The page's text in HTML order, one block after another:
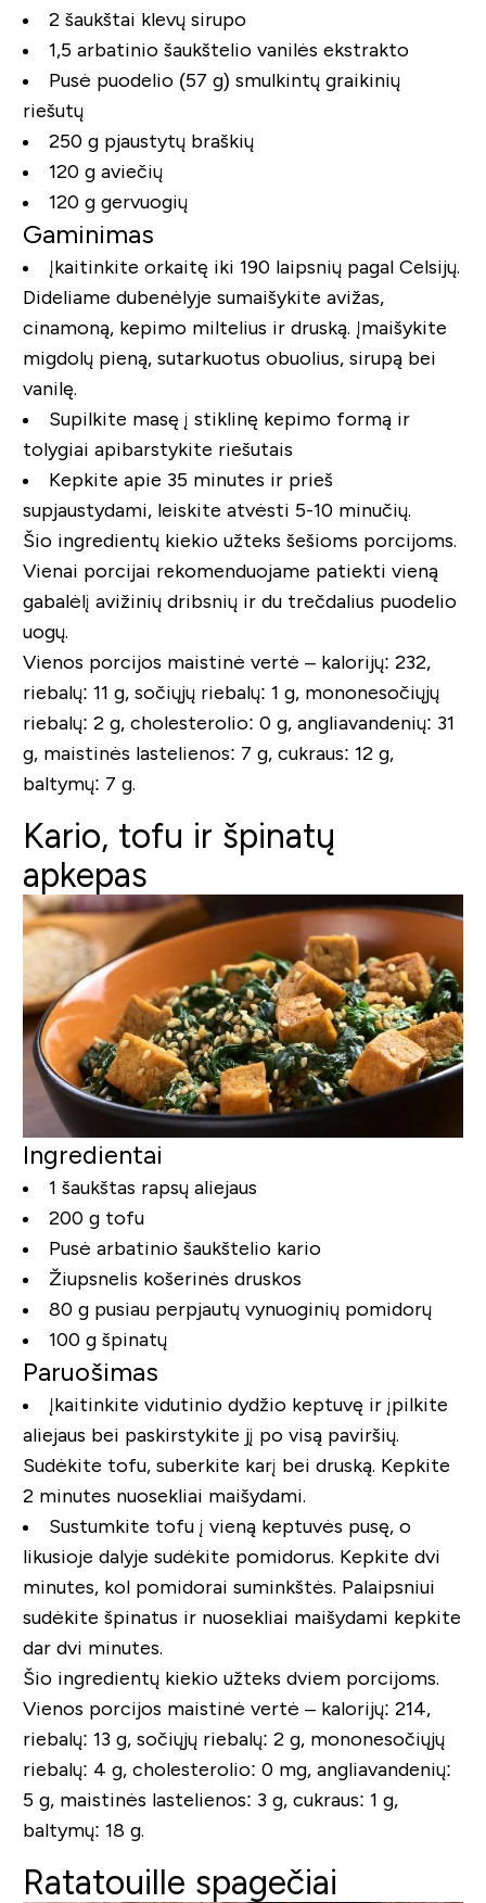
2 šaukštai klevų sirupo
1,5 arbatinio šaukštelio vanilės ekstrakto
Pusė puodelio (57 g) smulkintų graikinių
riešutų
250 g pjaustytų braškių
120 g aviečių
120 g gervuogių
Gaminimas
Įkaitinkite orkaitę iki 190 laipsnių pagal Celsijų.
Dideliame dubenėlyje sumaišykite avižas,
cinamoną, kepimo miltelius ir druską. Įmaišykite
migdolų pieną, sutarkuotus obuolius, sirupą bei
vanilę.
Supilkite masę į stiklinę kepimo formą ir
tolygiai apibarstykite riešutais
Kepkite apie 35 minutes ir prieš
supjaustydami, leiskite atvėsti 5-10 minučių.
Šio ingredientų kiekio užteks šešioms porcijoms.
Vienai porcijai rekomenduojame patiekti vieną
gabalėlį avižinių dribsnių ir du trečdalius puodelio
uogų.
Vienos porcijos maistinė vertė – kalorijų: 232,
riebalų: 11 g, sočiųjų riebalų: 1 g, mononesočiųjų
riebalų: 2 g, cholesterolio: 0 g, angliavandenių: 31
g, maistinės lastelienos: 7 g, cukraus: 12 g,
baltymų: 7 g.
Kario, tofu ir špinatų
apkepas
Ingredientai
1 šaukštas rapsų aliejaus
200 g tofu
Pusė arbatinio šaukštelio kario
Žiupsnelis košerinės druskos
80 g pusiau perpjautų vynuoginių pomidorų
100 g špinatų
Paruošimas
Įkaitinkite vidutinio dydžio keptuvę ir įpilkite
aliejaus bei paskirstykite jį po visą paviršių.
Sudėkite tofu, suberkite karį bei druską. Kepkite
2 minutes nuosekliai maišydami.
Sustumkite tofu į vieną keptuvės pusę, o
likusioje dalyje sudėkite pomidorus. Kepkite dvi
minutes, kol pomidorai suminkštės. Palaipsniui
sudėkite špinatus ir nuosekliai maišydami kepkite
dar dvi minutes.
Šio ingredientų kiekio užteks dviem porcijoms.
Vienos porcijos maistinė vertė – kalorijų: 214,
riebalų: 13 g, sočiųjų riebalų: 2 g, mononesočiųjų
riebalų: 4 g, cholesterolio: 0 mg, angliavandenių:
5 g, maistinės lastelienos: 3 g, cukraus: 1 g,
baltymų: 18 g.
Ratatouille spagečiai